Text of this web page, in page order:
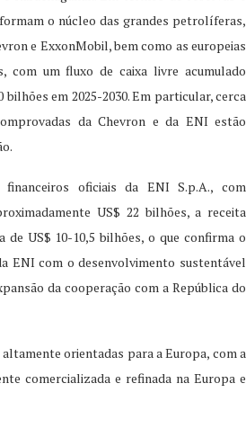
o núcleo das grandes petrolíferas,
e ExxonMobil, bem como as europeias
com um fluxo de caixa livre acumulado
bilhões em 2025-2030. Em particular, cerca
da Chevron e da ENI estão
oficiais da ENI S.p.A., com
US$ 22 bilhões, a receita
de US$ 10-10,5 bilhões, o que confirma o
ENI com o desenvolvimento sustentável
da cooperação com a República do
orientadas para a Europa, com a
comercializada e refinada na Europa e